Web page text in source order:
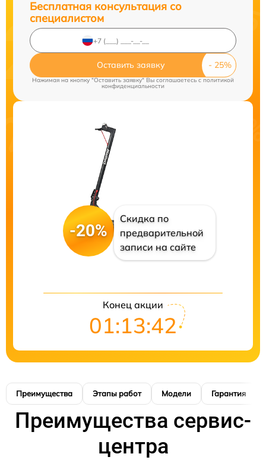
Бесплатная консультация со
специалистом
Оставить заявку
Нажимая на кнопку "Оставить заявку" Вы соглашаетесь c политикой
конфиденциальности
-20%
Скидка по
предварительной
записи на сайте
Конец акции
01:13:41
Преимущества Этапы работ Модели Гарантия
Преимущества сервис-
центра